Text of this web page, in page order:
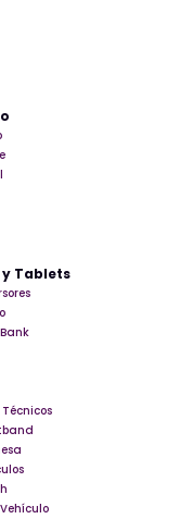
Tablets